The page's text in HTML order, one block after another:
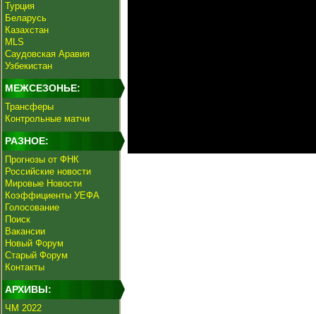
Турция
Беларусь
Казахстан
MLS
Саудовская Аравия
Узбекистан
МЕЖСЕЗОНЬЕ:
Трансферы
Контрольные матчи
РАЗНОЕ:
Прогнозы от ФНК
Российские новости
Мировые Новости
Коэффициенты УЕФА
Голосование
Поиск
Вакансии
Новый Форум
Старый Форум
Контакты
АРХИВЫ:
ЧМ 2022